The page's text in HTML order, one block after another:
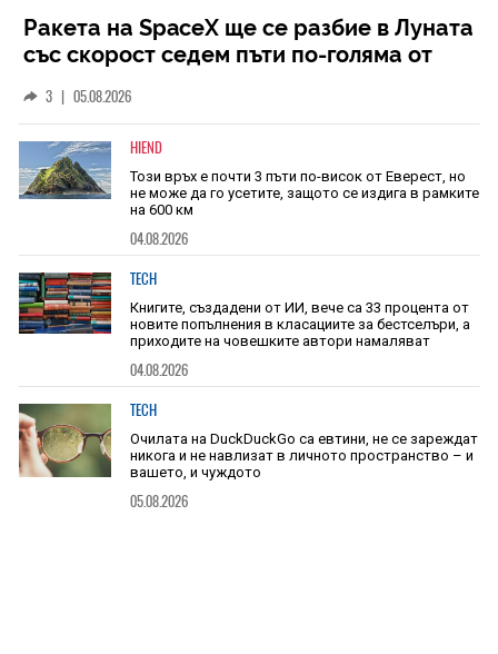
Ракета на SpaceX ще се разбие в Луната
със скорост седем пъти по-голяма от
3 | 05.08.2026
HIEND
Този връх е почти 3 пъти по-висок от Еверест, но
не може да го усетите, защото се издига в рамките
на 600 км
04.08.2026
TECH
Книгите, създадени от ИИ, вече са 33 процента от
новите попълнения в класациите за бестселъри, а
приходите на човешките автори намаляват
04.08.2026
TECH
Очилата на DuckDuckGo са евтини, не се зареждат
никога и не навлизат в личното пространство – и
вашето, и чуждото
05.08.2026